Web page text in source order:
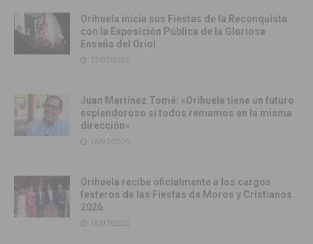
Orihuela inicia sus Fiestas de la Reconquista
con la Exposición Pública de la Gloriosa
Enseña del Oriol
17/07/2026
Juan Martínez Tomé: «Orihuela tiene un futuro
esplendoroso si todos remamos en la misma
dirección»
16/07/2026
Orihuela recibe oficialmente a los cargos
festeros de las Fiestas de Moros y Cristianos
2026
16/07/2026